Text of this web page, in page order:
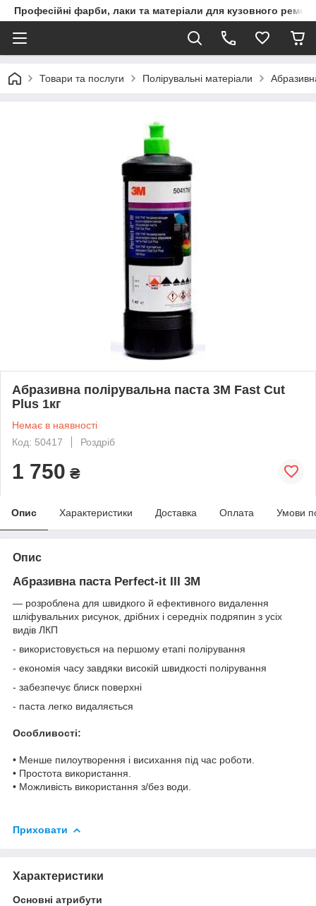
Професійні фарби, лаки та матеріали для кузовного
Товари та послуги Полірувальні матеріали
Абразивна полірувальна паста 3М Fast Cut
Plus 1кг
Немає в наявності
Код: 50417
Роздріб
1 750 ₴
Опис Характеристики Доставка Оплата Умови
Опис
Абразивна паста Perfect-it III 3М
— розроблена для швидкого й ефективного видалення
шліфувальних рисунок, дрібних і середніх подряпин з усіх
видів ЛКП
- використовується на першому етапі полірування
- економія часу завдяки високій швидкості полірування
- забезпечує блиск поверхні
- паста легко видаляється
Особливості:
• Менше пилоутворення і висихання під час роботи.
• Простота використання.
• Можливість використання з/без води.
Приховати
Характеристики
Основні атрибути